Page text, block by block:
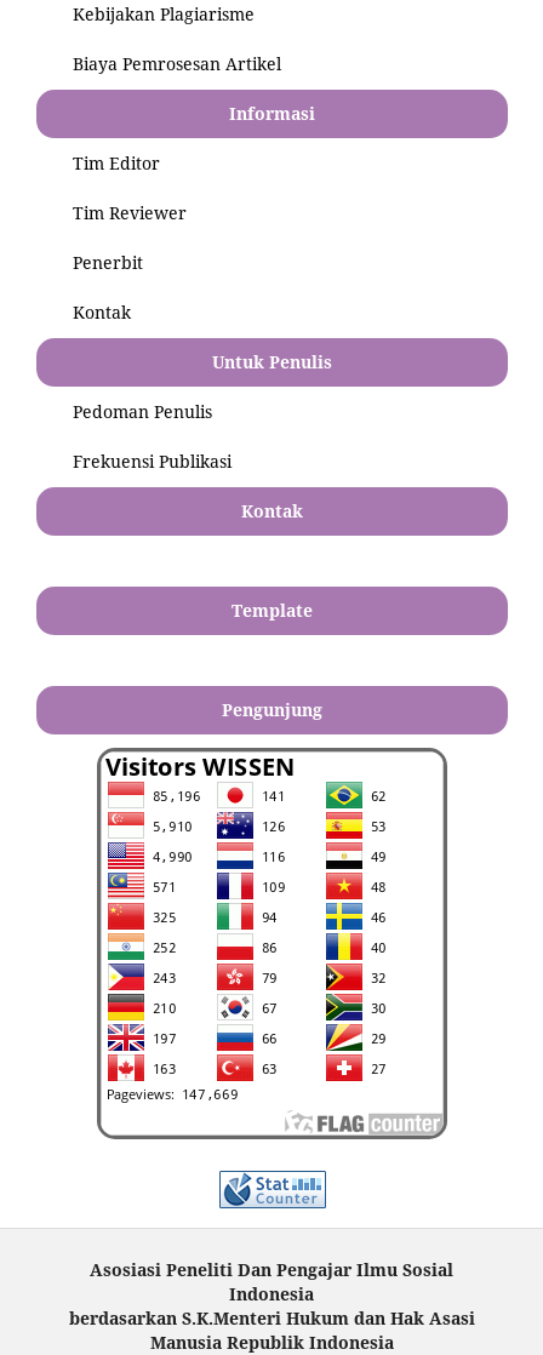
Kebijakan Plagiarisme
Biaya Pemrosesan Artikel
Informasi
Tim Editor
Tim Reviewer
Penerbit
Kontak
Untuk Penulis
Pedoman Penulis
Frekuensi Publikasi
Kontak
Template
Pengunjung
Asosiasi Peneliti Dan Pengajar Ilmu Sosial
Indonesia
berdasarkan S.K.Menteri Hukum dan Hak Asasi
Manusia Republik Indonesia